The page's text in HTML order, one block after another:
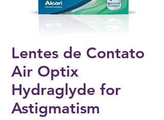
Lentes de Contato
Air Optix
Hydraglyde for
Astigmatism